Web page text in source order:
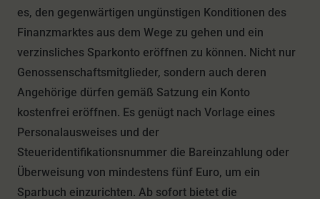
es, den gegenwärtigen ungünstigen Konditionen des
Finanzmarktes aus dem Wege zu gehen und ein
verzinsliches Sparkonto eröffnen zu können. Nicht nur
Genossenschaftsmitglieder, sondern auch deren
Angehörige dürfen gemäß Satzung ein Konto
kostenfrei eröffnen. Es genügt nach Vorlage eines
Personalausweises und der
Steueridentifikationsnummer die Bareinzahlung oder
Überweisung von mindestens fünf Euro, um ein
Sparbuch einzurichten. Ab sofort bietet die